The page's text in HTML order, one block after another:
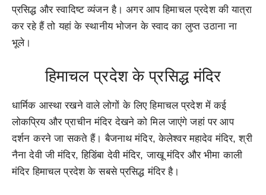
प्रसिद्ध और स्वादिष्ट व्यंजन है। अगर आप हिमाचल प्रदेश की यात्रा
कर रहे हैं तो यहां के स्थानीय भोजन के स्वाद का लुप्त उठाना ना
भूले।
हिमाचल प्रदेश के प्रसिद्ध मंदिर
धार्मिक आस्था रखने वाले लोगों के लिए हिमाचल प्रदेश में कई
लोकप्रिय और प्राचीन मंदिर देखने को मिल जाएंगे जहां पर आप
दर्शन करने जा सकते हैं। बैजनाथ मंदिर, केलेश्वर महादेव मंदिर, श्री
नैना देवी जी मंदिर, हिडिंबा देवी मंदिर, जाखू मंदिर और भीमा काली
मंदिर हिमाचल प्रदेश के सबसे प्रसिद्ध मंदिर है।